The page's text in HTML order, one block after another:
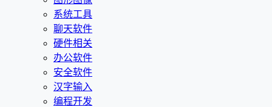
系统工具
聊天软件
硬件相关
办公软件
安全软件
汉字输入
编程开发